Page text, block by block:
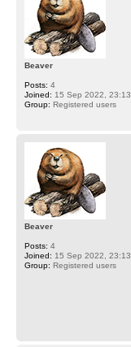
Beaver
Posts: 4
Joined: 15 Sep 2022, 23:13
Group: Registered users
Beaver
Posts: 4
Joined: 15 Sep 2022, 23:13
Group: Registered users